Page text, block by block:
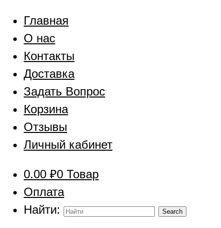
Главная
О нас
Контакты
Доставка
Задать Вопрос
Корзина
Отзывы
Личный кабинет
0.00 ₽0 Товар
Оплата
Найти: